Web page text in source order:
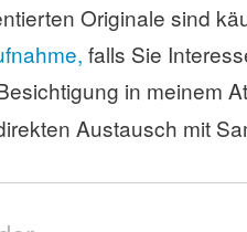
Originale sind
falls Sie
in meinem
Austausch mit